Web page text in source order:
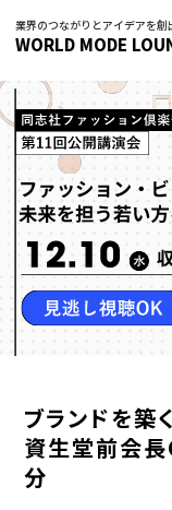
業界のつながりとアイデアを創
WORLD MODE
ブランドを築く
資生堂前会
分